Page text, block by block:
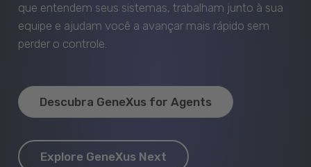
que entendem seus sistemas, trabalham junto à sua
equipe e ajudam você a avançar mais rápido sem
perder o controle.
Descubra GeneXus for Agents
Explore GeneXus Next